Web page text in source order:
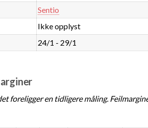
Sentio
Ikke opplyst
24/1 - 29/1
foreligger en tidligere måling.